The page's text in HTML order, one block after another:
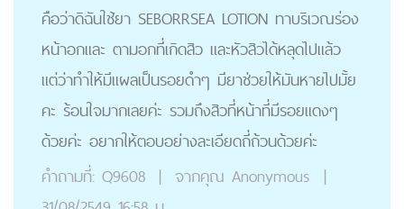
คือว่าดิฉันใช้ยา SEBORRSEA LOTION ทาบริเวณร่อง
หน้าอกและ ตามอกที่เกิดสิว และหัวสิวได้หลุดไปแล้ว
แต่ว่าทำให้มีแผลเป็นรอยดำๆ มียาช่วยให้มันหายไปมั้ย
คะ ร้อนใจมากเลยค่ะ รวมถึงสิวที่หน้าที่มีรอยแดงๆ
ด้วยค่ะ อยากให้ตอบอย่างละเอียดถี่ถ้วนด้วยค่ะ
คำถามที่: Q9608 | จากคุณ Anonymous |